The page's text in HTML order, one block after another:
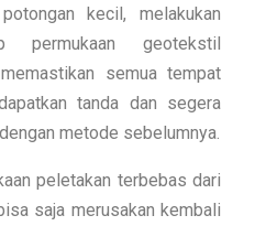
kecil, melakukan
permukaan geotekstil
semua tempat
tanda dan segera
metode sebelumnya.
peletakan terbebas dari
saja merusakan kembali